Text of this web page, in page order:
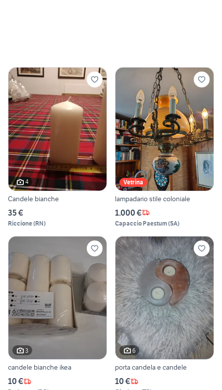
4
Candele bianche
35 €
Riccione(RN)
Vetrina
lampadario stile coloniale
1.000 €
Capaccio Paestum(SA)
3
candele bianche ikea
10 €
6
porta candela e candele
10 €